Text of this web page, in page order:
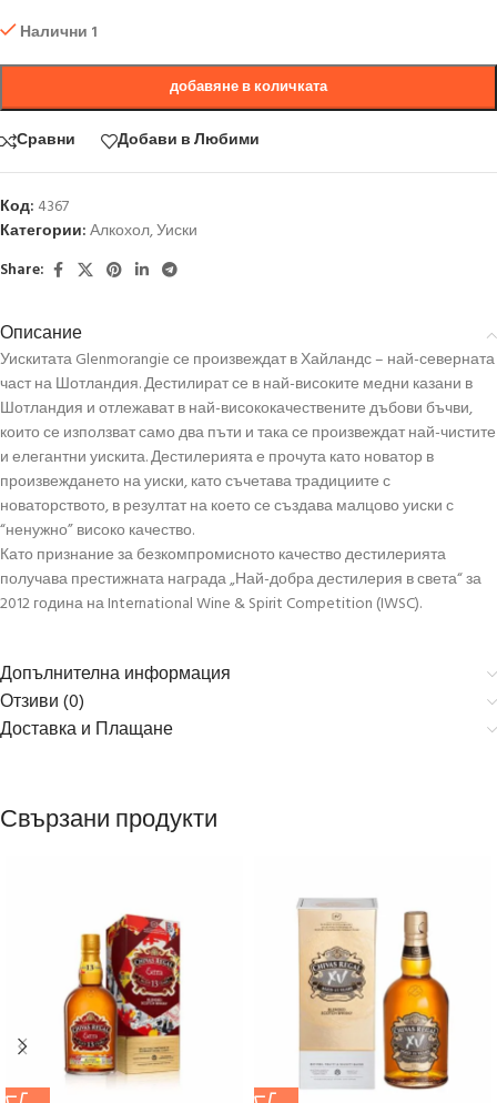
Налични 1
добавяне в количката
Сравни Добави в Любими
Код: 4367
Категории:Алкохол,Уиски
Share:
Описание
Уискитата Glenmorangie се произвеждат в Хайландс – най-северната
част на Шотландия. Дестилират се в най-високите медни казани в
Шотландия и отлежават в най-висококачествените дъбови бъчви,
които се използват само два пъти и така се произвеждат най-чистите
и елегантни уискита. Дестилерията е прочута като новатор в
произвеждането на уиски, като съчетава традициите с
новаторството, в резултат на което се създава малцово уиски с
“ненужно” високо качество.
Като признание за безкомпромисното качество дестилерията
получава престижната награда „Най-добра дестилерия в света“ за
2012 година на International Wine & Spirit Competition (IWSC).
Допълнителна информация
Отзиви (0)
Доставка и Плащане
Свързани продукти